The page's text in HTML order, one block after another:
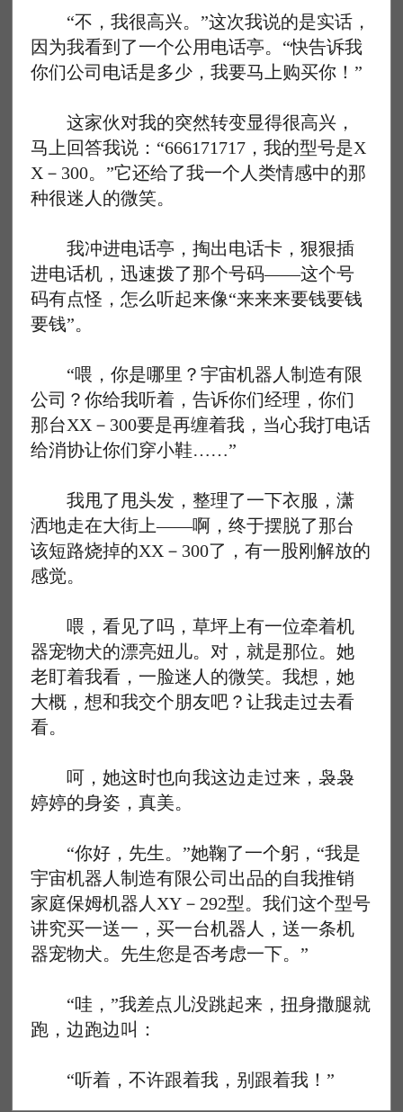
“不，我很高兴。”这次我说的是实话，
因为我看到了一个公用电话亭。“快告诉我
你们公司电话是多少，我要马上购买你！”
这家伙对我的突然转变显得很高兴，
马上回答我说：“666171717，我的型号是X
X－300。”它还给了我一个人类情感中的那
种很迷人的微笑。
我冲进电话亭，掏出电话卡，狠狠插
进电话机，迅速拨了那个号码——这个号
码有点怪，怎么听起来像“来来来要钱要钱
要钱”。
“喂，你是哪里？宇宙机器人制造有限
公司？你给我听着，告诉你们经理，你们
那台XX－300要是再缠着我，当心我打电话
给消协让你们穿小鞋……”
我甩了甩头发，整理了一下衣服，潇
洒地走在大街上——啊，终于摆脱了那台
该短路烧掉的XX－300了，有一股刚解放的
感觉。
喂，看见了吗，草坪上有一位牵着机
器宠物犬的漂亮妞儿。对，就是那位。她
老盯着我看，一脸迷人的微笑。我想，她
大概，想和我交个朋友吧？让我走过去看
看。
呵，她这时也向我这边走过来，袅袅
婷婷的身姿，真美。
“你好，先生。”她鞠了一个躬，“我是
宇宙机器人制造有限公司出品的自我推销
家庭保姆机器人XY－292型。我们这个型号
讲究买一送一，买一台机器人，送一条机
器宠物犬。先生您是否考虑一下。”
“哇，”我差点儿没跳起来，扭身撒腿就
跑，边跑边叫：
“听着，不许跟着我，别跟着我！”